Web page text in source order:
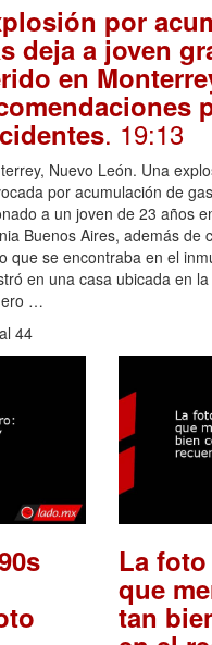
por
deja a joven
en
. 19:13
Nuevo León. Una
por acumulación de
a un joven de 23 años
Buenos Aires, además de
que se encontraba en el
en una casa ubicada en
…
44
La
que
tan